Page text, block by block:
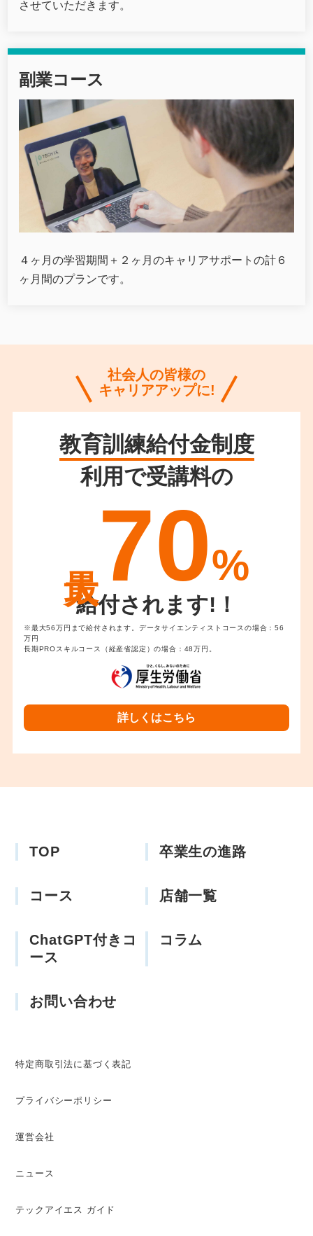
させていただきます。
副業コース
４ヶ月の学習期間＋２ヶ月のキャリアサポートの計６
ヶ月間のプランです。
社会人の皆様の
キャリアアップに!
教育訓練給付金制度
利用で受講料の
70%
給付されます!！
※最大56万円まで給付されます。データサイエンティストコースの場合：56
万円
長期PROスキルコース（経産省認定）の場合：48万円。
詳しくはこちら
TOP 卒業生の進路
コース 店舗一覧
ChatGPT付きコ
ース
コラム
お問い合わせ
特定商取引法に基づく表記
プライバシーポリシー
運営会社
ニュース
テックアイエス ガイド